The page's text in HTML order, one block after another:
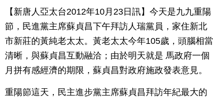
【新唐人亞太台2012年10月23日訊】今天是九九重陽
節，民進黨主席蘇貞昌下午拜訪人瑞黨員，家住新北
市新莊的黃純老太太。黃老太太今年105歲，頭腦相當
清晰，與蘇貞昌互動融洽；由於明天就是 馬政府一個
月拼有感經濟的期限，蘇貞昌對政府施政發表意見。
重陽節這天，民主進步黨主席蘇貞昌拜訪年紀最大的